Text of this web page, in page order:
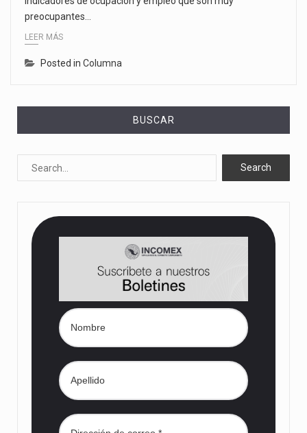
preocupantes…
LEER MÁS
Posted in Columna
BUSCAR